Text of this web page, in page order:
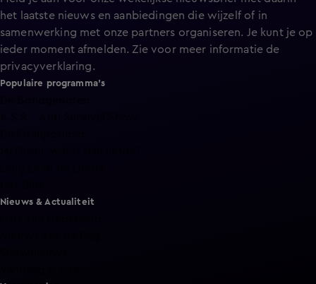
het laatste nieuws en aanbiedingen die wijzelf of in
samenwerking met onze partners organiseren. Je kunt je op
ieder moment afmelden. Zie voor meer informatie de
privacyverklaring.
Populaire programma's
Nieuws & Actualiteit